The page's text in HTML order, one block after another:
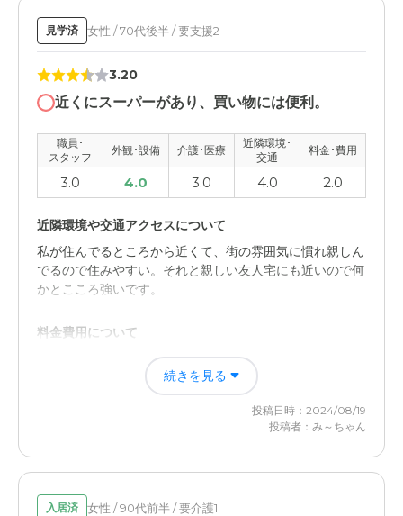
見学済 女性 / 70代後半 / 要支援2
3.20
近くにスーパーがあり、買い物には便利。
職員･
スタッフ
外観･設備 介護･医療
近隣環境･
交通
料金･費用
3.0 4.0 3.0 4.0 2.0
近隣環境や交通アクセスについて
私が住んでるところから近くて、街の雰囲気に慣れ親しん
でるので住みやすい。それと親しい友人宅にも近いので何
かとこころ強いです。
料金費用について
表示されてる料金を出すなら、今住んでるマンション（家
賃を払ってない）にヘルパーさんに来てもらってる上に追
加料金を支払ったらもっといろいろサービスが受けられそ
続きを見る
投稿日時：2024/08/19
投稿者：み～ちゃん
入居済 女性 / 90代前半 / 要介護1